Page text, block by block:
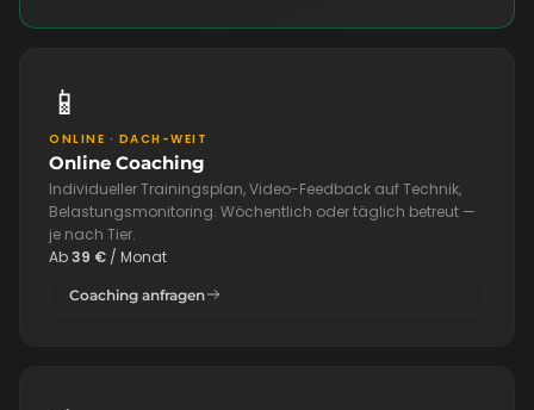
📱
ONLINE · DACH-WEIT
Online Coaching
Individueller Trainingsplan, Video-Feedback auf Technik,
Belastungsmonitoring. Wöchentlich oder täglich betreut —
je nach Tier.
Ab39 € / Monat
Coaching anfragen